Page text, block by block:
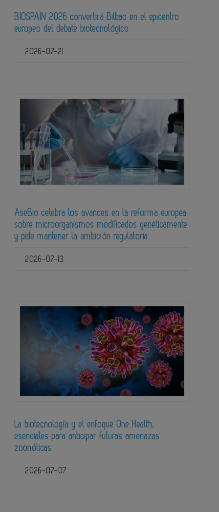
BIOSPAIN 2026 convertirá Bilbao en el epicentro
europeo del debate biotecnológico
2026-07-21
AseBio celebra los avances en la reforma europea
sobre microorganismos modificados genéticamente
y pide mantener la ambición regulatoria
2026-07-13
La biotecnología y el enfoque One Health,
esenciales para anticipar futuras amenazas
zoonóticas
2026-07-07